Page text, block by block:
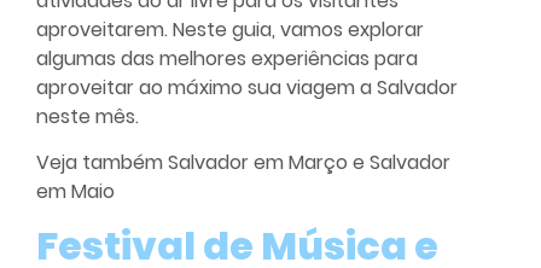
aproveitarem. Neste guia, vamos explorar
algumas das melhores experiências para
aproveitar ao máximo sua viagem a Salvador
neste mês.
Veja tambémSalvador em Março e Salvador
em Maio
Festival de Música e